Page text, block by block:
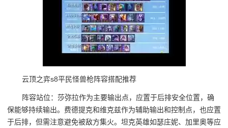
云顶之弈s8平民怪兽枪阵容搭配推荐
阵容站位：莎弥拉作为主要输出点，应置于后排安全位置，确
保能够持续输出。费德提克和维克兹作为辅助输出和控制点，也应置
于后排，但需注意避免被敌方集火。坦克英雄如瑟庄妮、加里奥等应